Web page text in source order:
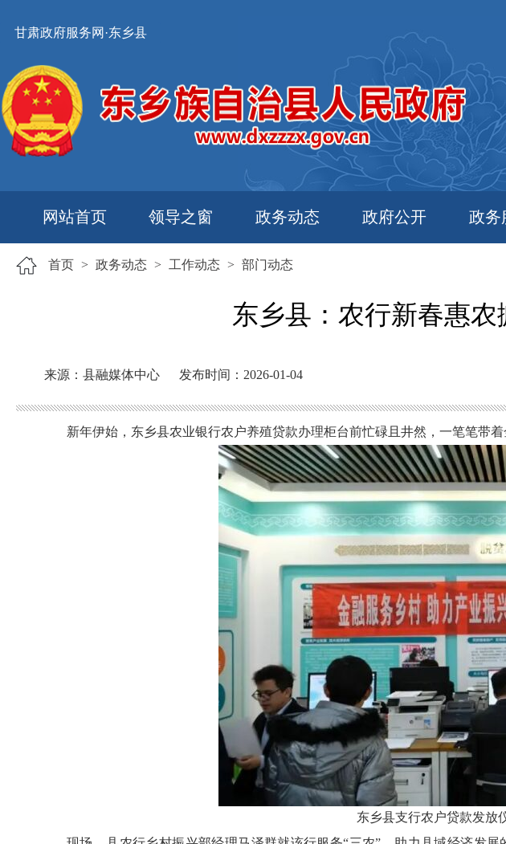
甘肃政府服务网·东乡县
网站首页 领导之窗 政务动态 政府公开 政务
首页 > 政务动态 > 工作动态 > 部门动态
东乡县：农行新春惠
来源：县融媒体中心 发布时间：2026-01-04
新年伊始，东乡县农业银行农户养殖贷款办理柜台前忙碌且井然，一笔笔带
东乡县支行农户贷款发放